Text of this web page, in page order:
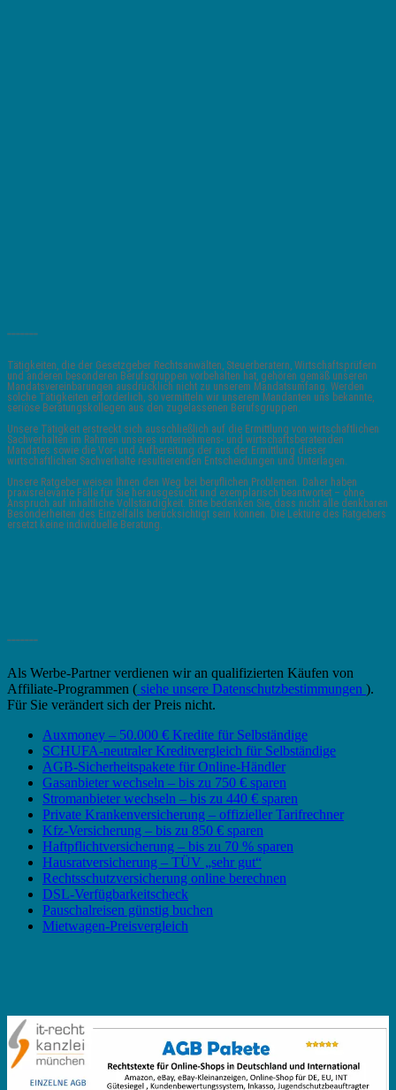
Tätigkeiten, die der Gesetzgeber Rechtsanwälten, Steuerberatern, Wirtschaftsprüfern
und anderen besonderen Berufsgruppen vorbehalten hat, gehören gemäß unseren
Mandatsvereinbarungen ausdrücklich nicht zu unserem Mandatsumfang. Werden
solche Tätigkeiten erforderlich, so vermitteln wir unserem Mandanten uns bekannte,
seriöse Beratungskollegen aus den zugelassenen Berufsgruppen.
Unsere Tätigkeit erstreckt sich ausschließlich auf die Ermittlung von wirtschaftlichen
Sachverhalten im Rahmen unseres unternehmens- und wirtschaftsberatenden
Mandates sowie die Vor- und Aufbereitung der aus der Ermittlung dieser
wirtschaftlichen Sachverhalte resultierenden Entscheidungen und Unterlagen.
Unsere Ratgeber weisen Ihnen den Weg bei beruflichen Problemen. Daher haben
praxisrelevante Fälle für Sie herausgesucht und exemplarisch beantwortet – ohne
Anspruch auf inhaltliche Vollständigkeit. Bitte bedenken Sie, dass nicht alle denkbaren
Besonderheiten des Einzelfalls berücksichtigt sein können. Die Lektüre des Ratgebers
ersetzt keine individuelle Beratung.
Als Werbe-Partner verdienen wir an qualifizierten Käufen von
Affiliate-Programmen ( siehe unsere Datenschutzbestimmungen ).
Für Sie verändert sich der Preis nicht.
Auxmoney – 50.000 € Kredite für Selbständige
SCHUFA-neutraler Kreditvergleich für Selbständige
AGB-Sicherheitspakete für Online-Händler
Gasanbieter wechseln – bis zu 750 € sparen
Stromanbieter wechseln – bis zu 440 € sparen
Private Krankenversicherung – offizieller Tarifrechner
Kfz-Versicherung – bis zu 850 € sparen
Haftpflichtversicherung – bis zu 70 % sparen
Hausratversicherung – TÜV „sehr gut“
Rechtsschutzversicherung online berechnen
DSL-Verfügbarkeitscheck
Pauschalreisen günstig buchen
Mietwagen-Preisvergleich